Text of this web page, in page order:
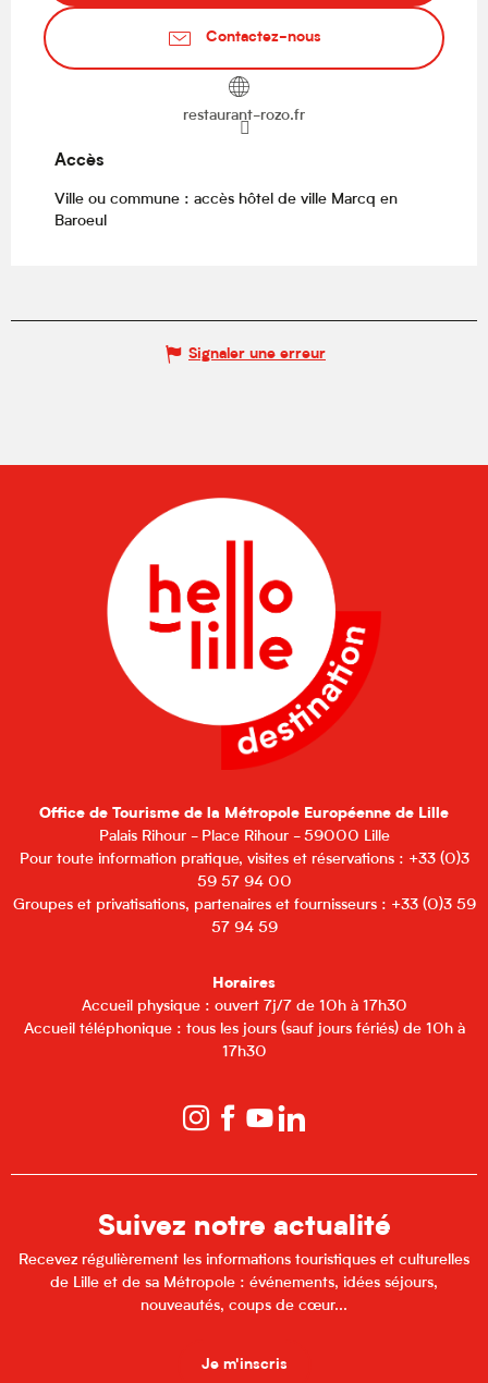
Contactez-nous
restaurant-rozo.fr
Accès
Accès
Ville ou commune : accès hôtel de ville Marcq en
Baroeul
Signaler une erreur
Office de Tourisme de la Métropole Européenne de Lille
Palais Rihour - Place Rihour - 59000 Lille
Pour toute information pratique, visites et réservations : +33 (0)3
59 57 94 00
Groupes et privatisations, partenaires et fournisseurs : +33 (0)3 59
57 94 59
Horaires
Accueil physique : ouvert 7j/7 de 10h à 17h30
Accueil téléphonique : tous les jours (sauf jours fériés) de 10h à
17h30
Suivez notre actualité
Recevez régulièrement les informations touristiques et culturelles
de Lille et de sa Métropole : événements, idées séjours,
nouveautés, coups de cœur...
Je m'inscris